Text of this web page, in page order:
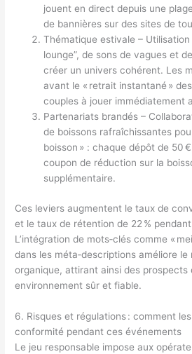
jouent en direct depuis une
de bannières sur des sites de
Thématique estivale –
lounge”, de sons de vagues et
créer un univers cohérent. Les
avant le « retrait instantané »
couples à jouer immédiatement
Partenariats brandés –
de boissons rafraîchissantes
boisson » : chaque dépôt de 50
coupon de réduction sur la
supplémentaire.
Ces leviers augmentent le taux de
et le taux de rétention de 22 %
L’intégration de mots‑clés comme «
dans les méta‑descriptions améliore
organique, attirant ainsi des prospects
environnement sûr et fiable.
6. Risques et régulations : comment
conformité pendant ces événements
Le jeu responsable impose aux